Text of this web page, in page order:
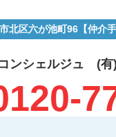
北区六が池町96【仲介
ンシェルジュ (有